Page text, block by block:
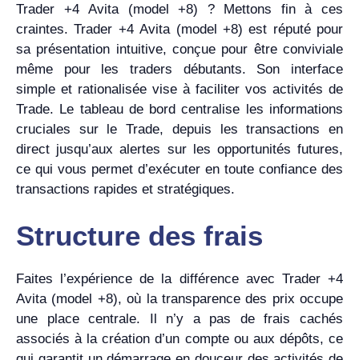
Trader +4 Avita (model +8) ? Mettons fin à ces
craintes. Trader +4 Avita (model +8) est réputé pour
sa présentation intuitive, conçue pour être conviviale
même pour les traders débutants. Son interface
simple et rationalisée vise à faciliter vos activités de
Trade. Le tableau de bord centralise les informations
cruciales sur le Trade, depuis les transactions en
direct jusqu’aux alertes sur les opportunités futures,
ce qui vous permet d’exécuter en toute confiance des
transactions rapides et stratégiques.
Structure des frais
Faites l’expérience de la différence avec Trader +4
Avita (model +8), où la transparence des prix occupe
une place centrale. Il n’y a pas de frais cachés
associés à la création d’un compte ou aux dépôts, ce